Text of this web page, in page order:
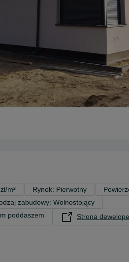
m² Rynek: Pierwotny
zabudowy: Wolnostojący
poddaszem
Strona
opens in